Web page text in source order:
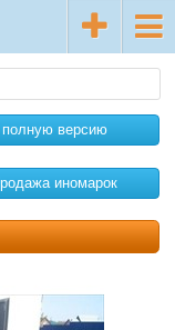
полную версию
иномарок